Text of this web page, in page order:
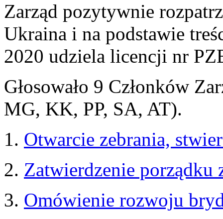
Zarząd pozytywnie
Ukraina i na podstawie
2020 udziela licencji nr
Głosowało 9 Członków
MG, KK, PP, SA, AT).
Otwarcie zebrania,
Zatwierdzenie porządku
Omówienie rozwoju